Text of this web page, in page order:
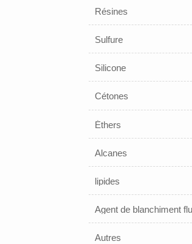
Résines
Sulfure
Silicone
Cétones
Éthers
Alcanes
lipides
Autres